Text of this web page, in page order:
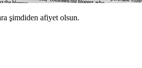
şimdiden afiyet olsun.